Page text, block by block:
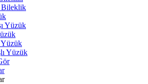
Bileklik
Yüzük
Yüzük
Yüzük